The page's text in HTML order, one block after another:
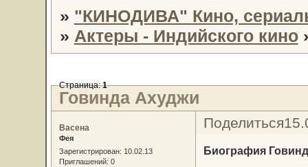
» "КИНОДИВА" Кино,
» Актеры - Индийского кино
Говинда Ахуджи
Страница:1
Поделиться
Васена
Фея
Зарегистрирован: 10.02.13
Приглашений: 0
Биография